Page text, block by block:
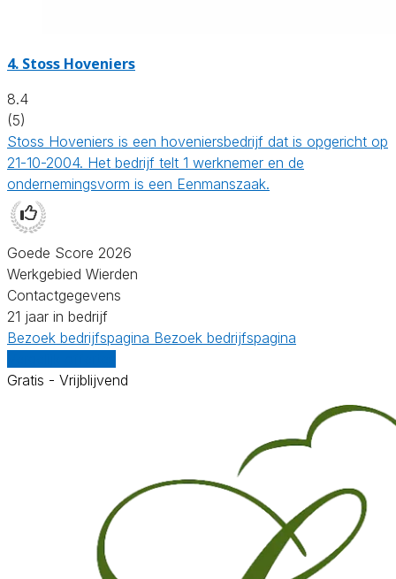
4. Stoss Hoveniers
8.4
(5)
Stoss Hoveniers is een hoveniersbedrijf dat is opgericht op
21-10-2004. Het bedrijf telt 1 werknemer en de
ondernemingsvorm is een Eenmanszaak.
Goede Score 2026
Werkgebied Wierden
Contactgegevens
21 jaar in bedrijf
Bezoek bedrijfspagina Bezoek bedrijfspagina
Gratis - Vrijblijvend